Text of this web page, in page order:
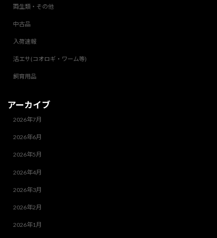
両生類・その他
中古品
入荷速報
活エサ(コオロギ・ワーム等)
飼育用品
アーカイブ
2026年7月
2026年6月
2026年5月
2026年4月
2026年3月
2026年2月
2026年1月